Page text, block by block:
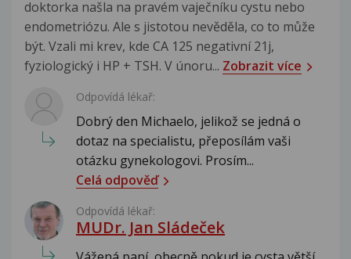
doktorka našla na pravém vaječníku cystu nebo
endometriózu. Ale s jistotou nevěděla, co to může
být. Vzali mi krev, kde CA 125 negativní 21j,
fyziologický i HP + TSH. V únoru... Zobrazit více
Odpovídá lékař:
Dobrý den Michaelo, jelikož se jedná o
dotaz na specialistu, přeposílám vaši
otázku gynekologovi. Prosím...
Celá odpověď
Odpovídá lékař:
MUDr. Jan Sládeček